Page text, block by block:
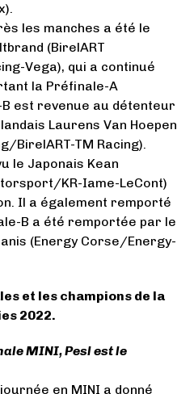
les manches a été le
(BirelART
Vega), qui a continué
la Préfinale-A
est revenue au détenteur
Laurens Van Hoepen
BirelART-TM Racing).
le Japonais Kean
KR-Iame-LeCont)
Il a également remporté
B a été remportée par le
(Energy Corse/Energy-
et les champions de la
2022.
MINI, Pesl est le
en MINI a donné